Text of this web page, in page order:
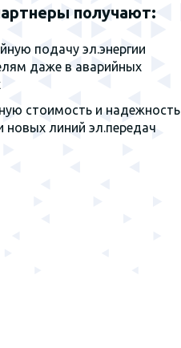
завода на
округа и
получают:
подачу эл.энергии
даже в аварийных
стоимость и надежность
новых линий эл.передач